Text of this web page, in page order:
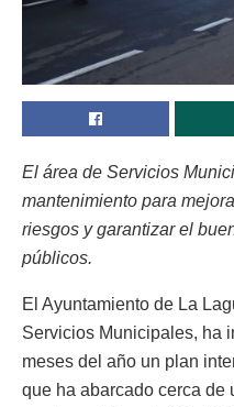
El área de Servicios
mantenimiento para
riesgos y garantizar el
públicos.
El Ayuntamiento de La
Servicios Municipales, ha
meses del año un plan
que ha abarcado cerca de